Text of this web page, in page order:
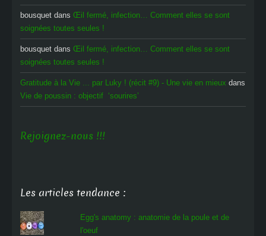
bousquet dans Œil fermé, infection… Comment elles se sont
soignées toutes seules !
bousquet dans Œil fermé, infection… Comment elles se sont
soignées toutes seules !
Gratitude à la Vie ... par Luky ! (récit #9) - Une vie en mieux dans
Vie de poussin : objectif ‘sourires’
Rejoignez-nous !!!
Les articles tendance :
Egg's anatomy : anatomie de la poule et de
l'oeuf